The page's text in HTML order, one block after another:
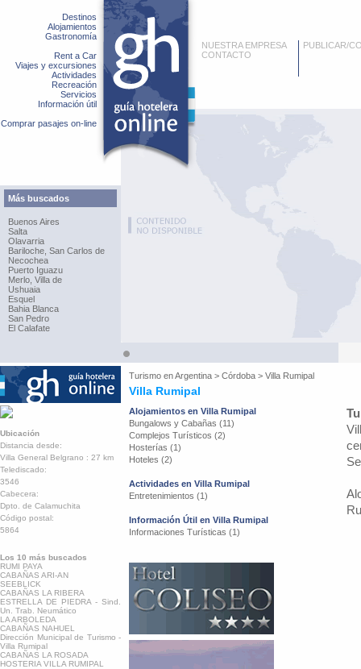
Destinos
Alojamientos
Gastronomía
Rent a Car
Viajes y excursiones
Actividades
Recreación
Servicios
Información útil
Comprar pasajes on-line
Más buscados
Buenos Aires
Salta
Olavarria
Bariloche, San Carlos de
Necochea
Puerto Iguazu
Merlo, Villa de
Ushuaia
Esquel
Bahia Blanca
San Pedro
El Calafate
NUESTRA EMPRESA
CONTACTO
PUBLICAR/
Turismo enArgentina > Córdoba > Villa Rumipal
Villa Rumipal
Ubicación
Distancia desde:
Villa General Belgrano : 27 km
Telediscado:
3546
Cabecera:
Dpto. de Calamuchita
Código postal:
5864
Los 10 más buscados
RUMI PAYA
CABAÑAS ARI-AN
SEEBLICK
CABAÑAS LA RIBERA
ESTRELLA DE PIEDRA - Sind.
Un. Trab. Neumático
LA ARBOLEDA
CABAÑAS NAHUEL
Dirección Municipal de Turismo -
Villa Rumipal
CABAÑAS LA ROSADA
HOSTERIA VILLA RUMIPAL
Alojamientos en Villa Rumipal
Bungalows y Cabañas (11)
Complejos Turísticos (2)
Hosterías (1)
Hoteles (2)
Actividades en Villa Rumipal
Entretenimientos (1)
Información Útil en Villa Rumipal
Informaciones Turísticas (1)